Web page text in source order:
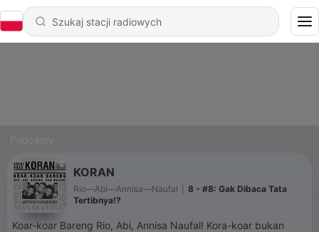
KORAN
Rio—Abi—Annisa—Naufal
8 - #8: Gak Dibaca Tata
Tertibnya!?
Koar-koar Bareng Rio, Abi, Annisa Naufal! Kora-koar bukan